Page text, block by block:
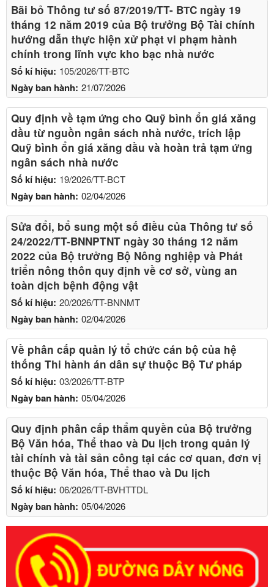
Số kí hiệu: 105/2026/TT-BTC
Ngày ban hành: 21/07/2026
Bãi bỏ Thông tư số 87/2019/TT- BТC ngày 19
tháng 12 năm 2019 của Bộ trưởng Bộ Tài chính
hướng dẫn thực hiện xử phạt vi phạm hành
chính trong lĩnh vực kho bạc nhà nước
Số kí hiệu: 19/2026/TT-BCT
Ngày ban hành: 02/04/2026
Quy định về tạm ứng cho Quỹ bình ổn giá xăng
dầu từ nguồn ngân sách nhà nước, trích lập
Quỹ bình ổn giá xăng dầu và hoàn trả tạm ứng
ngân sách nhà nước
Số kí hiệu: 20/2026/TT-BNNMT
Ngày ban hành: 02/04/2026
Sửa đổi, bổ sung một số điều của Thông tư số
24/2022/TT-BNNPTNT ngày 30 tháng 12 năm
2022 của Bộ trưởng Bộ Nông nghiệp và Phát
triển nông thôn quy định về cơ sở, vùng an
toàn dịch bệnh động vật
Số kí hiệu: 03/2026/TT-BTP
Ngày ban hành: 05/04/2026
Về phân cấp quản lý tổ chức cán bộ của hệ
thống Thi hành án dân sự thuộc Bộ Tư pháp
Số kí hiệu: 06/2026/TT-BVHTTDL
Ngày ban hành: 05/04/2026
Quy định phân cấp thẩm quyền của Bộ trưởng
Bộ Văn hóa, Thể thao và Du lịch trong quản lý
tài chính và tài sản công tại các cơ quan, đơn vị
thuộc Bộ Văn hóa, Thể thao và Du lịch